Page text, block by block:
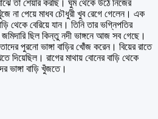
তা শেয়ার করছি। ঘুম থেকে উঠে নিজের
না পেয়ে মাধব চৌধুরী খুব রেগে গেলেন। এক
থেকে বেরিয়ে যান। তিনি তার ভগ্নিপতির
ছিল কিন্তু নদী ভাঙ্গনে আজ সব গেছে।
পুরনো ভাঙ্গা বাড়ির খোঁজ করেন। বিয়ের রাতে
দিয়েছিল। রাগের মাথায় বোনের বাড়ি থেকে
ভাঙ্গা বাড়ি খুঁজতে।